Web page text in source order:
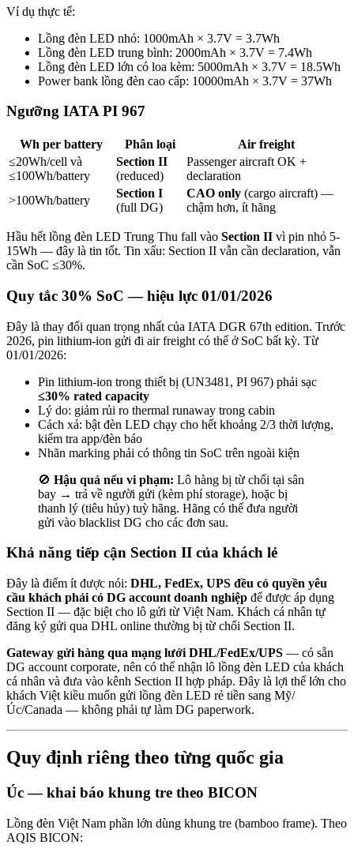
Ví dụ thực tế:
Lồng đèn LED nhỏ: 1000mAh × 3.7V = 3.7Wh
Lồng đèn LED trung bình: 2000mAh × 3.7V = 7.4Wh
Lồng đèn LED lớn có loa kèm: 5000mAh × 3.7V = 18.5Wh
Power bank lồng đèn cao cấp: 10000mAh × 3.7V = 37Wh
Ngưỡng IATA PI 967
Wh per battery Phân loại
Air freight
≤20Wh/cell và
≤100Wh/battery
Section II
(reduced)
Passenger aircraft OK +
declaration
>100Wh/battery
Section I
(full DG)
CAO only (cargo aircraft) —
chậm hơn, ít hãng
Hầu hết lồng đèn LED Trung Thu fall vào Section II vì pin nhỏ 5-
15Wh — đây là tin tốt. Tin xấu: Section II vẫn cần declaration, vẫn
cần SoC ≤30%.
Quy tắc 30% SoC — hiệu lực 01/01/2026
Đây là thay đổi quan trọng nhất của IATA DGR 67th edition. Trước
2026, pin lithium-ion gửi đi air freight có thể ở SoC bất kỳ. Từ
01/01/2026:
Pin lithium-ion trong thiết bị (UN3481, PI 967) phải sạc
≤30% rated capacity
Lý do: giảm rủi ro thermal runaway trong cabin
Cách xả: bật đèn LED chạy cho hết khoảng 2/3 thời lượng,
kiểm tra app/đèn báo
Nhãn marking phải có thông tin SoC trên ngoài kiện
🚫 Hậu quả nếu vi phạm: Lô hàng bị từ chối tại sân
bay → trả về người gửi (kèm phí storage), hoặc bị
thanh lý (tiêu hủy) tuỳ hãng. Hãng có thể đưa người
gửi vào blacklist DG cho các đơn sau.
Khả năng tiếp cận Section II của khách lẻ
Đây là điểm ít được nói: DHL, FedEx, UPS đều có quyền yêu
cầu khách phải có DG account doanh nghiệp để được áp dụng
Section II — đặc biệt cho lô gửi từ Việt Nam. Khách cá nhân tự
đăng ký gửi qua DHL online thường bị từ chối Section II.
Gateway gửi hàng qua mạng lưới DHL/FedEx/UPS — có sẵn
DG account corporate, nên có thể nhận lô lồng đèn LED của khách
cá nhân và đưa vào kênh Section II hợp pháp. Đây là lợi thế lớn cho
khách Việt kiều muốn gửi lồng đèn LED rẻ tiền sang Mỹ/
Úc/Canada — không phải tự làm DG paperwork.
Quy định riêng theo từng quốc gia
Úc — khai báo khung tre theo BICON
Lồng đèn Việt Nam phần lớn dùng khung tre (bamboo frame). Theo
AQIS BICON: